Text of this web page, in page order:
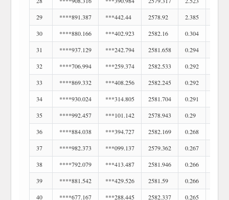
29
****891.387 ***442.44 2578.92 2.385
30
****880.166 ***402.923 2582.16 0.304
31
****937.129 ***242.794 2581.658 0.294
32
****706.994 ***259.374 2582.533 0.292
33
****869.332 ***408.256 2582.245 0.292
34
****930.024 ***314.805 2581.704 0.291
35
****992.457 ***101.142 2578.943 0.29
36
****884.038 ***394.727 2582.169 0.268
37
****982.373 ***099.137 2579.362 0.267
38
****792.079 ***413.487 2581.946 0.266
39
****881.542 ***429.526 2581.59 0.266
40
****677.167 ***288.445 2582.337 0.265